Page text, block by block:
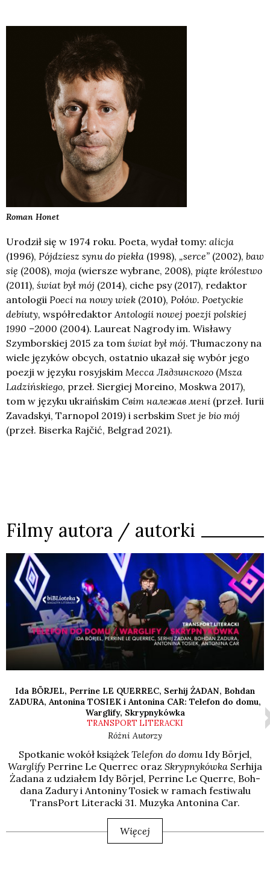
Roman Honet
Urodził się w 1974 roku. Poeta, wydał tomy: alicja
(1996), Pójdziesz synu do piekła (1998), „serce” (2002), baw
się (2008), moja (wiersze wybrane, 2008), piąte królestwo
(2011), świat był mój (2014), ciche psy(2017), redaktor
antologii Poeci na nowy wiek (2010), Połów. Poetyckie
debiuty, współredaktorAntologii nowej poezji polskiej
1990 –2000 (2004). Laureat Nagrody im. Wisławy
Szymborskiej 2015 za tom świat był mój. Tłumaczony na
wiele języków obcych, ostatnio ukazał się wybór jego
poezji w języku rosyjskim Месса Лядзинского (Msza
Ladzińskiego, przeł. Siergiej Moreino, Moskwa 2017),
tom w języku ukraińskim Світ належав мені (przeł. Iurii
Zavadskyi, Tarnopol 2019) i serbskim Svet je bio mój
(przeł. Biserka Rajčić, Belgrad 2021).
Filmy autora / autorki
Ida BÖRJEL, Perrine LE QUERREC, Serhij ŻADAN, Bohdan
ZADURA, Antonina TOSIEK i Antonina CAR: Telefon do domu,
Warglify, Skrypnykówka
TRANSPORT LITERACKI
Różni Autorzy
Spo­tka­nie wokół ksią­żekTele­fon do domuIdy Bör­jel,
War­gli­fy Per­ri­ne Le Quer­rec oraz Skryp­ny­ków­ka Ser­hi­ja
Żada­na z udzia­łem Idy Bör­jel, Per­ri­ne Le Quer­re, Boh­
da­na Zadu­ry i Anto­ni­ny Tosiek w ramach festi­wa­lu
Trans­Port Lite­rac­ki 31. Muzy­ka Anto­ni­na Car.
Więcej